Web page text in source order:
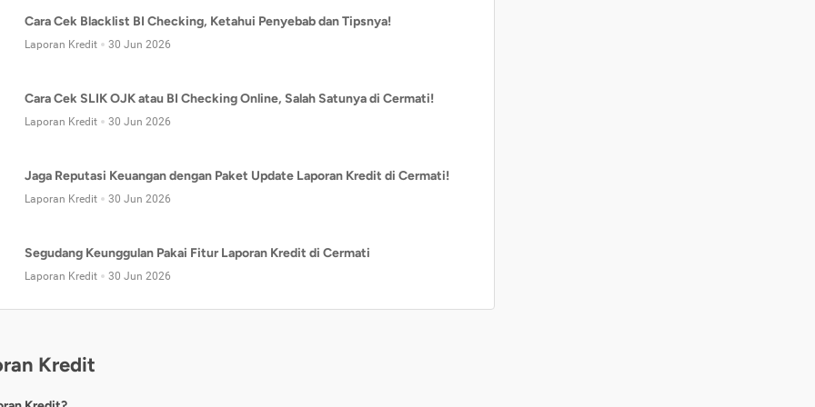
Cara Cek Blacklist BI Checking, Ketahui Penyebab dan Tipsnya!
Laporan Kredit 30 Jun 2026
Cara Cek SLIK OJK atau BI Checking Online, Salah Satunya di Cermati!
Laporan Kredit 30 Jun 2026
Jaga Reputasi Keuangan dengan Paket Update Laporan Kredit di Cermati!
Laporan Kredit 30 Jun 2026
Segudang Keunggulan Pakai Fitur Laporan Kredit di Cermati
Laporan Kredit 30 Jun 2026
Kredit